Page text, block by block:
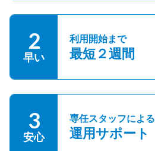
2
早い
利用開始まで
最短２週間
3
安心
専任スタッフによる
運用サポート